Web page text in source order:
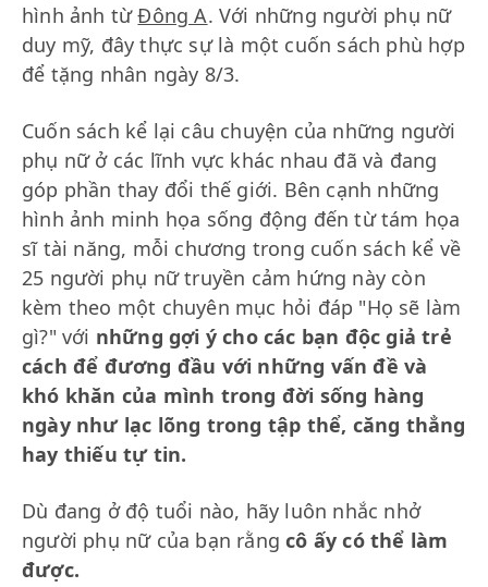
hình ảnh từĐông A. Với những người phụ nữ
duy mỹ, đây thực sự là một cuốn sách phù hợp
để tặng nhân ngày 8/3.
Cuốn sách kể lại câu chuyện của những người
phụ nữ ở các lĩnh vực khác nhau đã và đang
góp phần thay đổi thế giới. Bên cạnh những
hình ảnh minh họa sống động đến từ tám họa
sĩ tài năng, mỗi chương trong cuốn sách kể về
25 người phụ nữ truyền cảm hứng này còn
kèm theo một chuyên mục hỏi đáp "Họ sẽ làm
gì?" với những gợi ý cho các bạn độc giả trẻ
cách để đương đầu với những vấn đề và
khó khăn của mình trong đời sống hàng
ngày như lạc lõng trong tập thể, căng thẳng
hay thiếu tự tin.
Dù đang ở độ tuổi nào, hãy luôn nhắc nhở
người phụ nữ của bạn rằngcô ấy có thể làm
được.